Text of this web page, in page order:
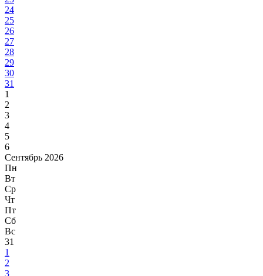
24
25
26
27
28
29
30
31
1
2
3
4
5
6
Сентябрь 2026
Пн
Вт
Ср
Чт
Пт
Сб
Вс
31
1
2
3